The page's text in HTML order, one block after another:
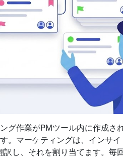
グ作業がPMツール内に作成さ
。マーケティングは、インサ
し、それを割り当てます。毎回